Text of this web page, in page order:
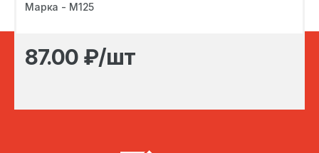
Марка - M125
87.00 ₽/шт